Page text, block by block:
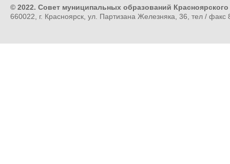
© 2022. Совет муниципальных образований Красноярского
660022, г. Красноярск, ул. Партизана Железняка, 36, тел /